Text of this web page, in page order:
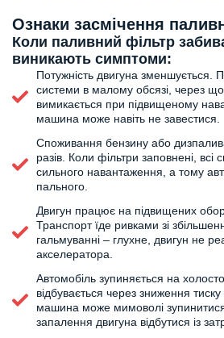
Ознаки засмічення
Коли паливний фільтр
виникають симптоми:
Потужність двигуна зменшується.
системи в малому обсязі, через що
вимикається при підвищеному
машина може навіть не завестися.
Споживання бензину або
разів. Коли фільтри заповнені, всі
сильного навантаження, а тому
пального.
Двигун працює на підвищених
Транспорт їде ривками зі
гальмуванні – глухне, двигун не
акселератора.
Автомобіль зупиняється на
відбувається через зниження
машина може мимоволі
запалення двигуна відбутися із